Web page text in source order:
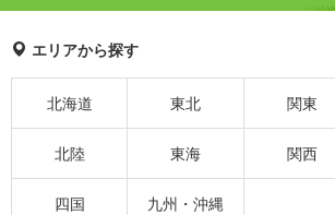
エリアから探す
北海道 東北 関東
北陸 東海 関西
四国 九州・沖縄